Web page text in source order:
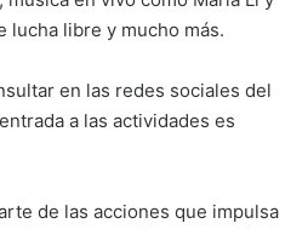
lucha libre y mucho más.
en las redes sociales del
a las actividades es
de las acciones que impulsa